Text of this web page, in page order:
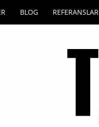
BLOG REFERANSLAR